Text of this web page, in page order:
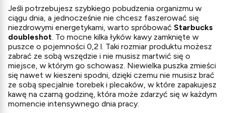
Jeśli potrzebujesz szybkiego pobudzenia organizmu w
ciągu dnia, a jednocześnie nie chcesz faszerować się
niezdrowymi energetykami, warto spróbować Starbucks
doubleshot. To mocne kilka łyków kawy zamknięte w
puszce o pojemności 0,2 l. Taki rozmiar produktu możesz
zabrać ze sobą wszędzie i nie musisz martwić się o
miejsce, w którym go schowasz. Niewielka puszka zmieści
się nawet w kieszeni spodni, dzięki czemu nie musisz brać
ze sobą specjalnie torebek i plecaków, w które zapakujesz
kawę na czarną godzinę, która może zdarzyć się w każdym
momencie intensywnego dnia pracy.